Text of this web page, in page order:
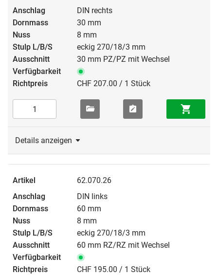
DIN rechts
30 mm
8 mm
eckig 270/18/3 mm
30 mm PZ/PZ mit Wechsel
CHF 207.00 / 1 Stück
Details anzeigen
62.070.26
DIN links
60 mm
8 mm
eckig 270/18/3 mm
60 mm RZ/RZ mit Wechsel
CHF 195.00 / 1 Stück